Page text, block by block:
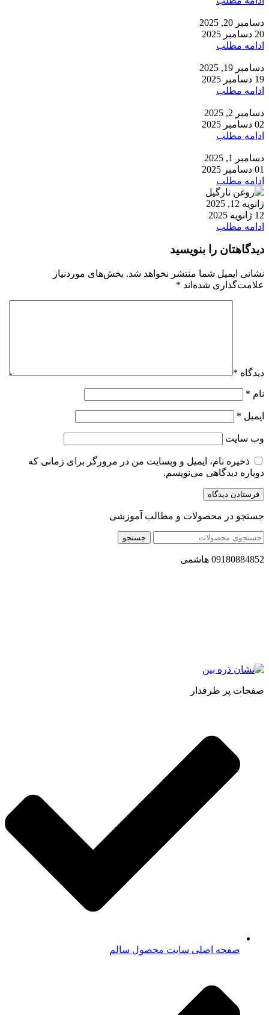
دسامبر 20, 2025
20 دسامبر 2025
ادامه مطلب
دسامبر 19, 2025
19 دسامبر 2025
ادامه مطلب
دسامبر 2, 2025
02 دسامبر 2025
ادامه مطلب
دسامبر 1, 2025
01 دسامبر 2025
ادامه مطلب
ژانویه 12, 2025
12 ژانویه 2025
ادامه مطلب
دیدگاهتان را بنویسید
نشانی ایمیل شما منتشر نخواهد شد. بخش‌های موردنیاز
علامت‌گذاری شده‌اند *
دیدگاه *
نام *
ایمیل *
وب‌ سایت
ذخیره نام، ایمیل و وبسایت من در مرورگر برای زمانی که
دوباره دیدگاهی می‌نویسم.
جستجو در محصولات و مطالب آموزشی
جستجو
09180884852 هاشمی
صفحات پر طرفدار
صفحه اصلی سایت محصول سالم